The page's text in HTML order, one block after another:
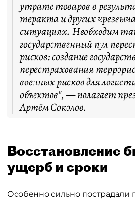
утрате товаров в
теракта и других
ситуациях. Необходим
государственный пул
рисков: создание
перестрахования
военных рисков для
объектов", — полагает
Артём Соколов.
Восстановление
ущерб и сроки
Особенно сильно пострадали